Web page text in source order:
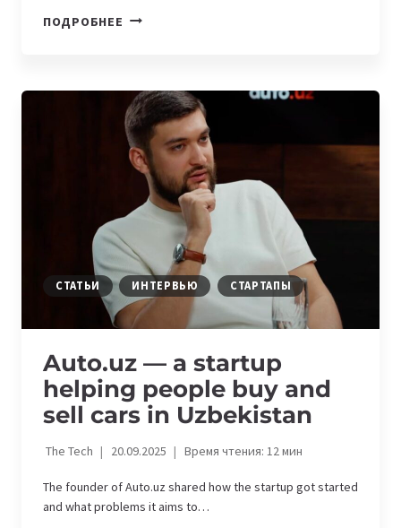
ПОДРОБНЕЕ ОТ
КАК
ТУРКМЕНСКИЙ
СТАРТАП
KINESTEX
ПОЛУЧИЛ
БОЛЕЕ
$1
МИЛЛИОНА
ИНВЕСТИЦИЙ
СТАТЬИ ИНТЕРВЬЮ СТАРТАПЫ
Auto.uz — a startup
helping people buy and
sell cars in Uzbekistan
The Tech 20.09.2025 Время чтения: 12мин
The founder of Auto.uz shared how the startup got started
and what problems it aims to…